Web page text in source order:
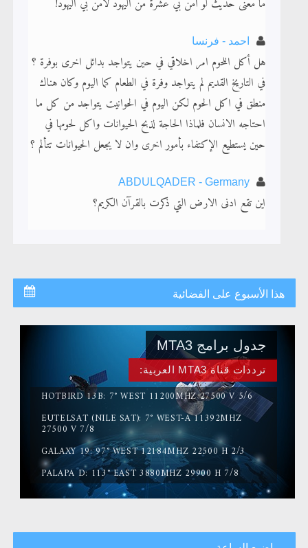
ترددات قناة MTA3 العربية:
HOTBIRD 13B: 7° WEST 11200MHZ 27500 V 5/6
EUTELSAT (NILE SAT): 7° WEST-A 11392MHZ
27500 V 7/8
GALAXY 19: 97° WEST 12184MHZ 22500 H 2/3
PALAPA D: 113° EAST 3880MHZ 29900 H 7/8